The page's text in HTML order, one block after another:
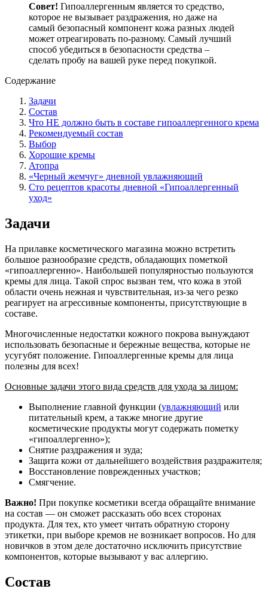
Совет! Гипоаллергенным является то средство,
которое не вызывает раздражения, но даже на
самый безопасный компонент кожа разных людей
может отреагировать по-разному. Самый лучший
способ убедиться в безопасности средства –
сделать пробу на вашей руке перед покупкой.
Содержание
Задачи
Состав
Что НЕ должно быть в составе гипоаллергенного крема
Рекомендуемый состав
Выбор
Хорошие кремы
Атопра
«Черный жемчуг» дневной увлажняющий
Сто рецептов красоты дневной «Гипоаллергенный
уход»
Задачи
На прилавке косметического магазина можно встретить
большое разнообразие средств, обладающих пометкой
«гипоаллергенно». Наибольшей популярностью пользуются
кремы для лица. Такой спрос вызван тем, что кожа в этой
области очень нежная и чувствительная, из-за чего резко
реагирует на агрессивные компоненты, присутствующие в
составе.
Многочисленные недостатки кожного покрова вынуждают
использовать безопасные и бережные вещества, которые не
усугубят положение. Гипоаллергенные кремы для лица
полезны для всех!
Основные задачи этого вида средств для ухода за лицом:
Выполнение главной функции (увлажняющий или
питательный крем, а также многие другие
косметические продукты могут содержать пометку
«гипоаллергенно»);
Снятие раздражения и зуда;
Защита кожи от дальнейшего воздействия раздражителя;
Восстановление поврежденных участков;
Смягчение.
Важно! При покупке косметики всегда обращайте внимание
на состав — он сможет рассказать обо всех сторонах
продукта. Для тех, кто умеет читать обратную сторону
этикетки, при выборе кремов не возникает вопросов. Но для
новичков в этом деле достаточно исключить присутствие
компонентов, которые вызывают у вас аллергию.
Состав